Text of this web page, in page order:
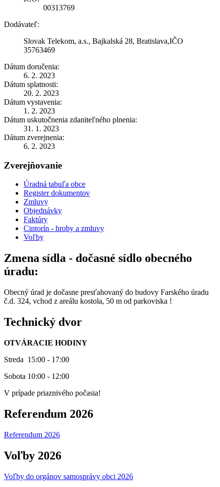
00313769
Dodávateľ:
Slovak Telekom, a.s., Bajkalská 28, Bratislava,IČO
35763469
Dátum doručenia:
6. 2. 2023
Dátum splatnosti:
20. 2. 2023
Dátum vystavenia:
1. 2. 2023
Dátum uskutočnenia zdaniteľného plnenia:
31. 1. 2023
Dátum zverejnenia:
6. 2. 2023
Zverejňovanie
Úradná tabuľa obce
Register dokumentov
Zmluvy
Objednávky
Faktúry
Cintorín - hroby a zmluvy
Voľby
Zmena sídla - dočasné sídlo obecného
úradu:
Obecný úrad je dočasne presťahovaný do budovy Farského úradu
č.d. 324, vchod z areálu kostola, 50 m od parkoviska !
Technický dvor
OTVÁRACIE HODINY
Streda 15:00 - 17:00
Sobota 10:00 - 12:00
V prípade priaznivého počasia!
Referendum 2026
Referendum 2026
Voľby 2026
Voľby do orgánov samosprávy obci 2026